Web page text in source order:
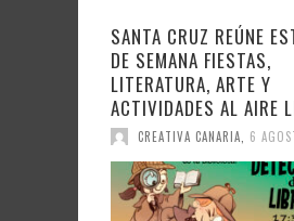
SANTA CRUZ REÚNE
DE SEMANA FIESTAS,
LITERATURA, ARTE Y
ACTIVIDADES AL AIRE
CREATIVA CANARIA, 6